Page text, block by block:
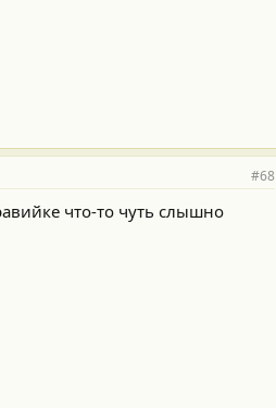
#68
что-то чуть слышно